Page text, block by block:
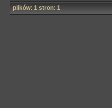
plików: 1 stron: 1